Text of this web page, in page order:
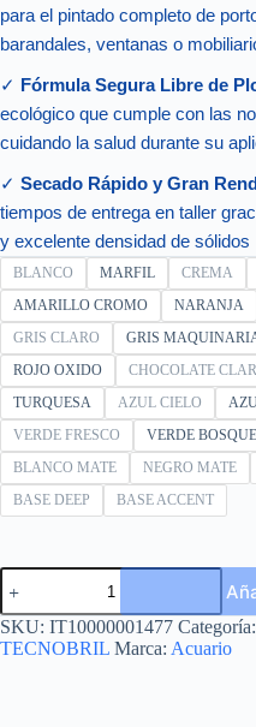
para el pintado completo de
barandales, ventanas o
✓ Fórmula Segura Libre de
ecológico que cumple con las
cuidando la salud durante su
✓ Secado Rápido y Gran
tiempos de entrega en taller
y excelente densidad de sólidos
BLANCO MARFIL CREMA
AMARILLO CROMO
NARANJA
GRIS CLARO
GRIS
ROJO OXIDO
CHOCOLATE
TURQUESA
AZUL CIELO
VERDE FRESCO
VERDE BOSQUE
BLANCO MATE
NEGRO MATE
BASE DEEP
BASE ACCENT
TECNOBRIL
CUBETA
4L
cantidad
SKU: IT10000001477 Categoría:
TECNOBRIL Marca: Acuario